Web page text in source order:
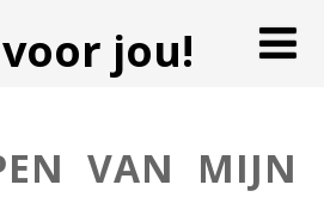
jou!
VAN MIJN